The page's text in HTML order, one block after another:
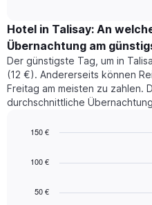
den
durchschnittlichen
Zimmerpreis
im
jeweiligen
Monat
an.
Diagramm
die
Hotel in Talisay: An
Übernachtung am
Der günstigste Tag, um in
(12 €). Andererseits können
Freitag am meisten zu zahlen.
durchschnittliche
chart
bars.
50 €
100 €
150 €